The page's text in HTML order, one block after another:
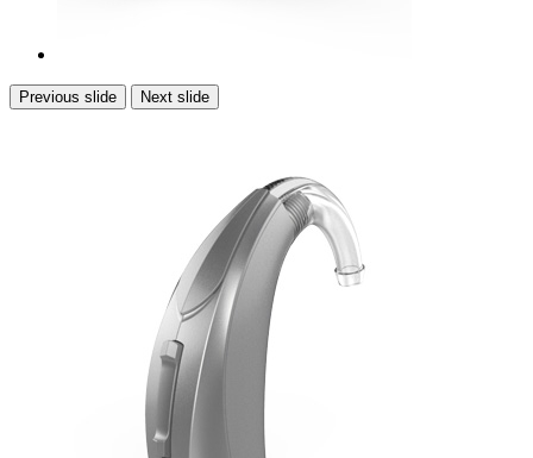
Previous slide Next slide